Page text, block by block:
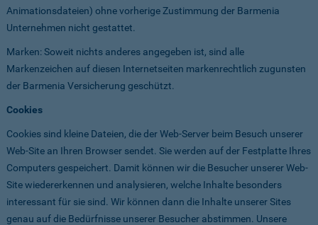
Animationsdateien) ohne vorherige Zustimmung der Barmenia
Unternehmen nicht gestattet.
Marken: Soweit nichts anderes angegeben ist, sind alle
Markenzeichen auf diesen Internetseiten markenrechtlich zugunsten
der Barmenia Versicherung geschützt.
Cookies
Cookies sind kleine Dateien, die der Web-Server beim Besuch unserer
Web-Site an Ihren Browser sendet. Sie werden auf der Festplatte Ihres
Computers gespeichert. Damit können wir die Besucher unserer Web-
Site wiedererkennen und analysieren, welche Inhalte besonders
interessant für sie sind. Wir können dann die Inhalte unserer Sites
genau auf die Bedürfnisse unserer Besucher abstimmen. Unsere